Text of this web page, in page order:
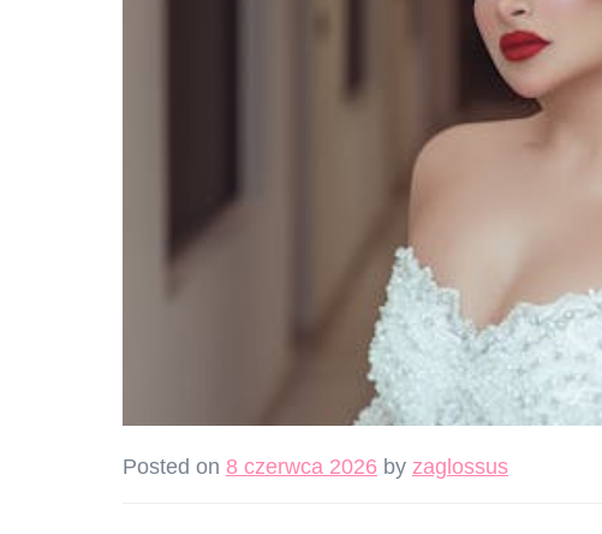
Posted on 8 czerwca 2026 by zaglossus